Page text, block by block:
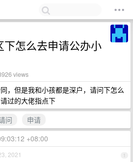
怎么去申请公办小
views
，但是我和小孩都是深户，请问下怎么
过的大佬指点下
问
申请
+08:00
1
2021